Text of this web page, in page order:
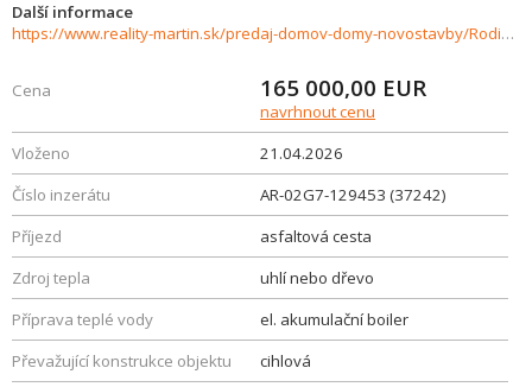
Další informace
https://www.reality-martin.sk/predaj-domov-domy-novostavby/Rodinny-dom-na-predaj-Horna-Stubna-37242/?utm_source=areality&utm_medium=xml&utm_term=37242&utm_content=dom&utm_campaign=portaly
Cena 165 000,00 EUR
navrhnout cenu
Vloženo
21.04.2026
Číslo inzerátu
AR-02G7-129453 (37242)
Příjezd
asfaltová cesta
Zdroj tepla
uhlí nebo dřevo
Příprava teplé vody
el. akumulační boiler
Převažující konstrukce objektu
cihlová